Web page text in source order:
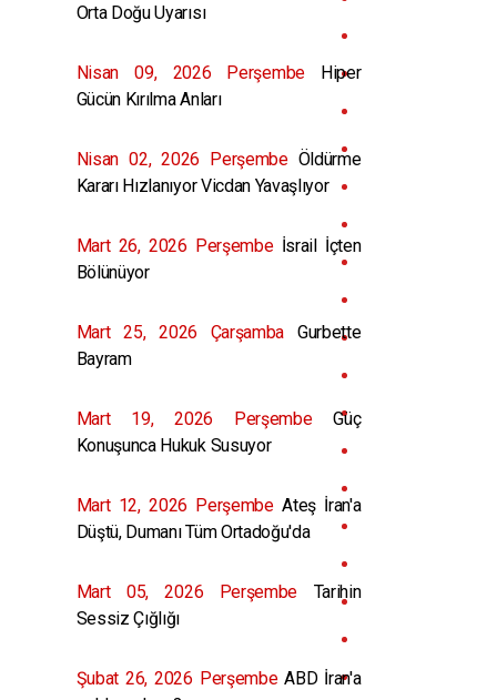
Orta Doğu Uyarısı
Nisan 09, 2026 PerşembeHiper
Gücün Kırılma Anları
Nisan 02, 2026 PerşembeÖldürme
Kararı Hızlanıyor Vicdan Yavaşlıyor
Mart 26, 2026 Perşembeİsrail İçten
Bölünüyor
Mart 25, 2026 Çarşamba Gurbette
Bayram
Mart 19, 2026 PerşembeGüç
Konuşunca Hukuk Susuyor
Mart 12, 2026 PerşembeAteş İran'a
Düştü, Dumanı Tüm Ortadoğu'da
Mart 05, 2026 Perşembe Tarihin
Sessiz Çığlığı
Şubat 26, 2026 PerşembeABD İran'a